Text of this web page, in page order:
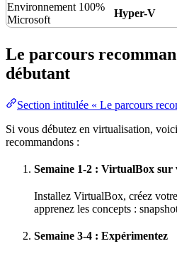
Environnement 100%
Microsoft
Hyper-V
Le parcours
débutant
Section intitulée « Le parcours
Si vous débutez en virtualisation,
recommandons :
Semaine 1-2 : VirtualBox sur
Installez VirtualBox, créez
apprenez les concepts :
Semaine 3-4 : Expérimentez